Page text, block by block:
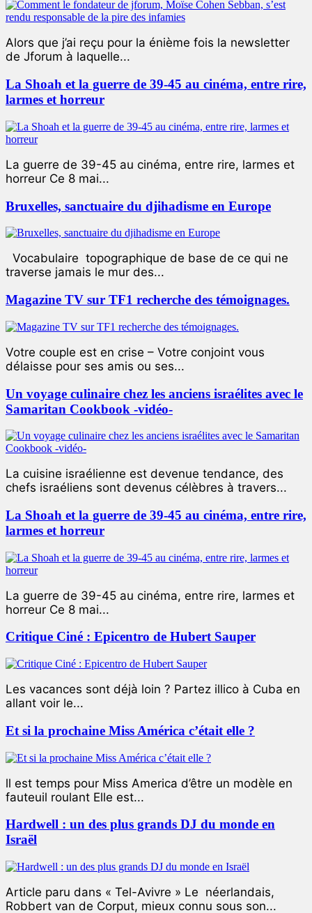
Alors que j’ai reçu pour la énième fois la newsletter
de Jforum à laquelle...
La Shoah et la guerre de 39-45 au cinéma, entre rire,
larmes et horreur
La guerre de 39-45 au cinéma, entre rire, larmes et
horreur Ce 8 mai...
Bruxelles, sanctuaire du djihadisme en Europe
Vocabulaire topographique de base de ce qui ne
traverse jamais le mur des...
Magazine TV sur TF1 recherche des témoignages.
Votre couple est en crise – Votre conjoint vous
délaisse pour ses amis ou ses...
Un voyage culinaire chez les anciens israélites avec le
Samaritan Cookbook -vidéo-
La cuisine israélienne est devenue tendance, des
chefs israéliens sont devenus célèbres à travers...
La Shoah et la guerre de 39-45 au cinéma, entre rire,
larmes et horreur
La guerre de 39-45 au cinéma, entre rire, larmes et
horreur Ce 8 mai...
Critique Ciné : Epicentro de Hubert Sauper
Les vacances sont déjà loin ? Partez illico à Cuba en
allant voir le...
Et si la prochaine Miss América c’était elle ?
ll est temps pour Miss America d’être un modèle en
fauteuil roulant Elle est...
Hardwell : un des plus grands DJ du monde en
Israël
Article paru dans « Tel-Avivre » Le néerlandais,
Robbert van de Corput, mieux connu sous son...